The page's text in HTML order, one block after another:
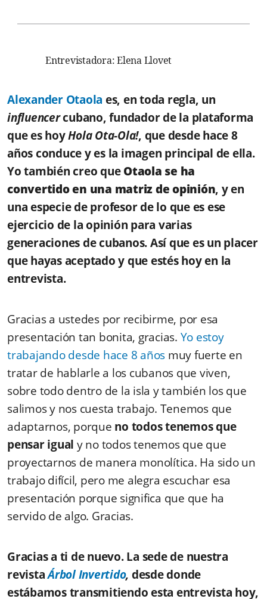
Entrevistadora: Elena Llovet
Alexander Otaola es, en toda regla, un
influencercubano, fundador de la plataforma
que es hoyHola Ota-Ola!, que desde hace 8
años conduce y es la imagen principal de ella.
Yo también creo queOtaola se ha
convertido en una matriz de opinión, y en
una especie de profesor de lo que es ese
ejercicio de la opinión para varias
generaciones de cubanos. Así que es un placer
que hayas aceptado y que estés hoy en la
entrevista.
Gracias a ustedes por recibirme, por esa
presentación tan bonita, gracias. Yo estoy
trabajando desde hace 8 años muy fuerte en
tratar de hablarle a los cubanos que viven,
sobre todo dentro de la isla y también los que
salimos y nos cuesta trabajo. Tenemos que
adaptarnos, porque no todos tenemos que
pensar igual y no todos tenemos que que
proyectarnos de manera monolítica. Ha sido un
trabajo difícil, pero me alegra escuchar esa
presentación porque significa que que ha
servido de algo. Gracias.
Gracias a ti de nuevo. La sede de nuestra
revistaÁrbol Invertido, desde donde
estábamos transmitiendo esta entrevista hoy,